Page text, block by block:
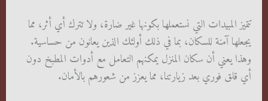
تتميز المبيدات التي نستعملها بكونها غير ضارة، ولا تترك أي أثر، مما
يجعلها آمنة للسكان، بما في ذلك أولئك الذين يعانون من حساسية.
وهذا يعني أن سكان المنزل يمكنهم التعامل مع أدوات المطبخ دون
أي قلق فوري بعد زيارتنا، مما يعزز من شعورهم بالأمان.